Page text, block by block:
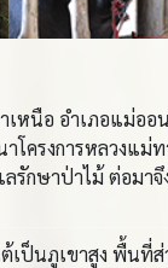
หนือ อำเภอแม่ออ
ครงการหลวงแม่ท
ลรักษาป่าไม้ ต่อมา
เป็นภูเขาสูง พื้นที่